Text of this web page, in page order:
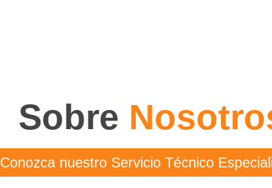
Sobre
Conozca nuestro Servicio Técnico